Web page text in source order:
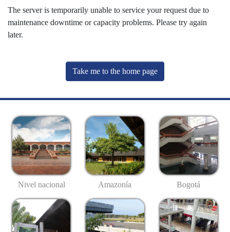
The server is temporarily unable to service your request due to
maintenance downtime or capacity problems. Please try again
later.
Take me to the home page
Nivel nacional Amazonía Bogotá